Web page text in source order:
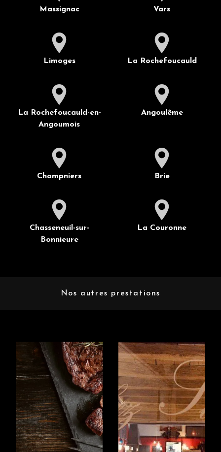
Massignac Vars
Limoges La Rochefoucauld
La Rochefoucauld-en-
Angoumois
Angoulême
Champniers Brie
Chasseneuil-sur-
Bonnieure
La Couronne
Nos autres prestations